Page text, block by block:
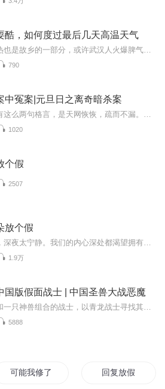
酷，如何度过最后几天高温天气
790
中冤案|元旦日之离奇暗杀案
1020
个假
2507
放个假
1.9万
国版假面战士 | 中国圣兽大战恶魔
5888
可能我修了个假真 回复放假